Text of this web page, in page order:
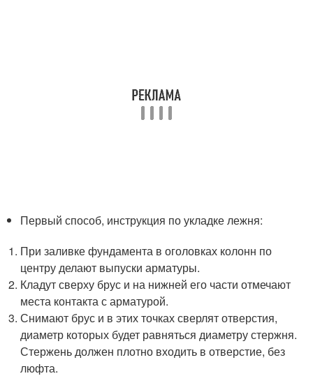
Первый способ, инструкция по укладке лежня:
При заливке фундамента в оголовках колонн по
центру делают выпуски арматуры.
Кладут сверху брус и на нижней его части отмечают
места контакта с арматурой.
Снимают брус и в этих точках сверлят отверстия,
диаметр которых будет равняться диаметру стержня.
Стержень должен плотно входить в отверстие, без
люфта.